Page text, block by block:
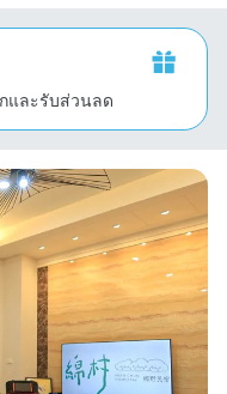
และรับส่วนลด